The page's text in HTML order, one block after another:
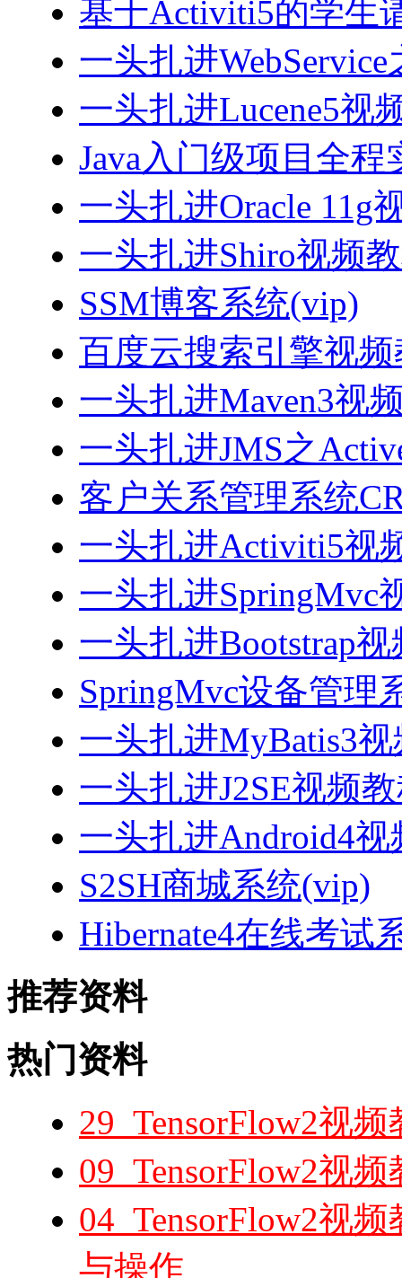
基于Activiti5的学生
一头扎进
一头扎进Lucene5视
Java入门级项目全程
一头扎进Oracle 11g
一头扎进Shiro视频
SSM博客系统(vip)
百度云搜索引擎视
一头扎进Maven3视
一头扎进JMS之
客户关系管理系统
一头扎进Activiti5视
一头扎进SpringMvc
一头扎进Bootstrap
SpringMvc设备管理
一头扎进MyBatis3
一头扎进J2SE视频
一头扎进Android4视
S2SH商城系统(vip)
Hibernate4在线考试
推荐资料
热门资料
29_TensorFlow2视
09_TensorFlow2视
04_TensorFlow2视
与操作